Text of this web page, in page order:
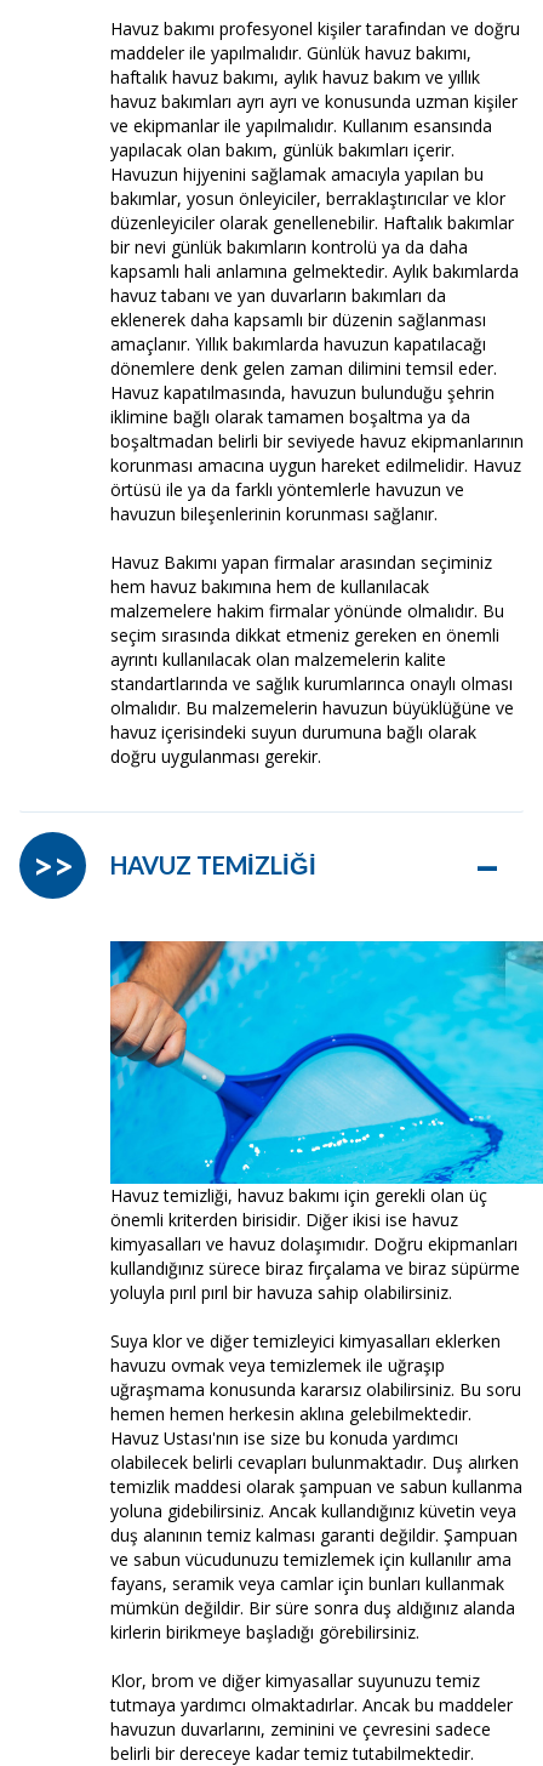
Havuz bakımı profesyonel kişiler tarafından ve doğru
maddeler ile yapılmalıdır. Günlük havuz bakımı,
haftalık havuz bakımı, aylık havuz bakım ve yıllık
havuz bakımları ayrı ayrı ve konusunda uzman kişiler
ve ekipmanlar ile yapılmalıdır. Kullanım esansında
yapılacak olan bakım, günlük bakımları içerir.
Havuzun hijyenini sağlamak amacıyla yapılan bu
bakımlar, yosun önleyiciler, berraklaştırıcılar ve klor
düzenleyiciler olarak genellenebilir. Haftalık bakımlar
bir nevi günlük bakımların kontrolü ya da daha
kapsamlı hali anlamına gelmektedir. Aylık bakımlarda
havuz tabanı ve yan duvarların bakımları da
eklenerek daha kapsamlı bir düzenin sağlanması
amaçlanır. Yıllık bakımlarda havuzun kapatılacağı
dönemlere denk gelen zaman dilimini temsil eder.
Havuz kapatılmasında, havuzun bulunduğu şehrin
iklimine bağlı olarak tamamen boşaltma ya da
boşaltmadan belirli bir seviyede havuz ekipmanlarının
korunması amacına uygun hareket edilmelidir. Havuz
örtüsü ile ya da farklı yöntemlerle havuzun ve
havuzun bileşenlerinin korunması sağlanır.
Havuz Bakımı yapan firmalar arasından seçiminiz
hem havuz bakımına hem de kullanılacak
malzemelere hakim firmalar yönünde olmalıdır. Bu
seçim sırasında dikkat etmeniz gereken en önemli
ayrıntı kullanılacak olan malzemelerin kalite
standartlarında ve sağlık kurumlarınca onaylı olması
olmalıdır. Bu malzemelerin havuzun büyüklüğüne ve
havuz içerisindeki suyun durumuna bağlı olarak
doğru uygulanması gerekir.
HAVUZ TEMİZLİĞİ –
>>
Havuz temizliği, havuz bakımı için gerekli olan üç
önemli kriterden birisidir. Diğer ikisi ise havuz
kimyasalları ve havuz dolaşımıdır. Doğru ekipmanları
kullandığınız sürece biraz fırçalama ve biraz süpürme
yoluyla pırıl pırıl bir havuza sahip olabilirsiniz.
Suya klor ve diğer temizleyici kimyasalları eklerken
havuzu ovmak veya temizlemek ile uğraşıp
uğraşmama konusunda kararsız olabilirsiniz. Bu soru
hemen hemen herkesin aklına gelebilmektedir.
Havuz Ustası'nın ise size bu konuda yardımcı
olabilecek belirli cevapları bulunmaktadır. Duş alırken
temizlik maddesi olarak şampuan ve sabun kullanma
yoluna gidebilirsiniz. Ancak kullandığınız küvetin veya
duş alanının temiz kalması garanti değildir. Şampuan
ve sabun vücudunuzu temizlemek için kullanılır ama
fayans, seramik veya camlar için bunları kullanmak
mümkün değildir. Bir süre sonra duş aldığınız alanda
kirlerin birikmeye başladığı görebilirsiniz.
Klor, brom ve diğer kimyasallar suyunuzu temiz
tutmaya yardımcı olmaktadırlar. Ancak bu maddeler
havuzun duvarlarını, zeminini ve çevresini sadece
belirli bir dereceye kadar temiz tutabilmektedir.